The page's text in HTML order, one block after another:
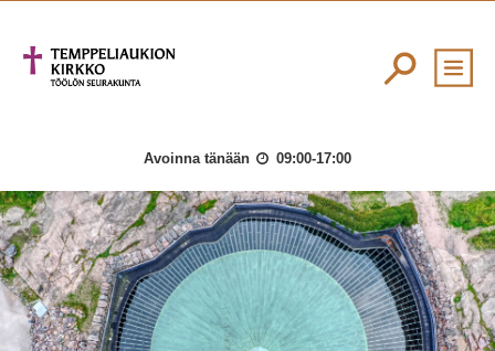
Avoinna tänään 09:00-17:00